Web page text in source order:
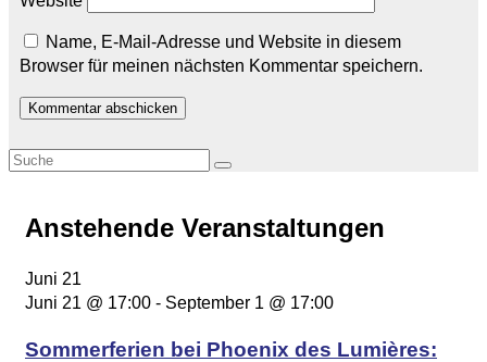
Name, E-Mail-Adresse und Website in diesem
Browser für meinen nächsten Kommentar speichern.
Anstehende Veranstaltungen
Juni 21
Juni 21 @ 17:00 - September 1 @ 17:00
Sommerferien bei Phoenix des Lumières: